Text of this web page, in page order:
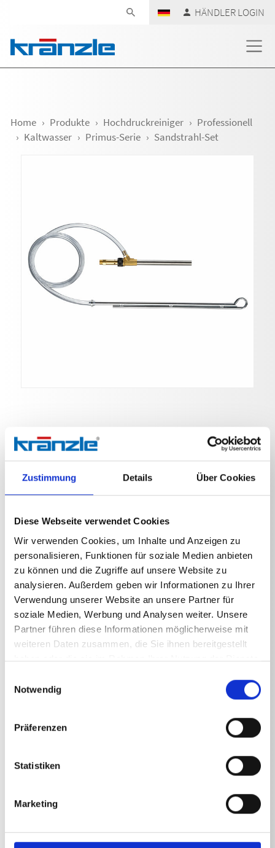
Zustimmung Details Über Cookies
Diese Webseite verwendet Cookies
Wir verwenden Cookies, um Inhalte und Anzeigen zu
personalisieren, Funktionen für soziale Medien anbieten
zu können und die Zugriffe auf unsere Website zu
analysieren. Außerdem geben wir Informationen zu Ihrer
Verwendung unserer Website an unsere Partner für
soziale Medien, Werbung und Analysen weiter. Unsere
Partner führen diese Informationen möglicherweise mit
weiteren Daten zusammen, die Sie ihnen bereitgestellt
haben oder die sie im Rahmen Ihrer Nutzung der Dienste
Notwendig
Präferenzen
Statistiken
Marketing
HÄNDLER LOGIN
Home Produkte Hochdruckreiniger
Professionell
Kaltwasser
Primus-Serie Sandstrahl-Set
Sandstrahl-Set
Art. Nr. 41068
Sandstrahlset 055 kpl. ST30 M22x1,5 mit Schlauch,
Technische Angaben
TECHNISCHE ANGABEN
1,439kg